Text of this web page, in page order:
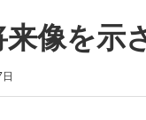
像を示